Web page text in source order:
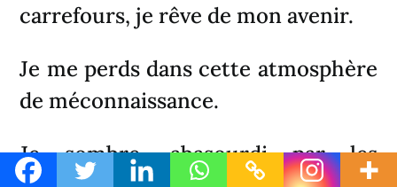
carrefours, je rêve de mon avenir.
Je me perds dans cette atmosphère
de méconnaissance.
Je sombre, abasourdi par les